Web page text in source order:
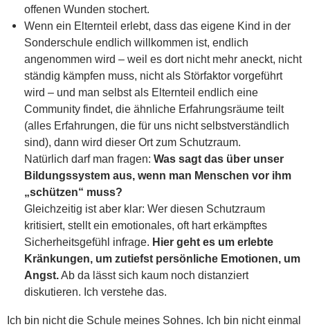
offenen Wunden stochert.
Wenn ein Elternteil erlebt, dass das eigene Kind in der
Sonderschule endlich willkommen ist, endlich
angenommen wird – weil es dort nicht mehr aneckt, nicht
ständig kämpfen muss, nicht als Störfaktor vorgeführt
wird – und man selbst als Elternteil endlich eine
Community findet, die ähnliche Erfahrungsräume teilt
(alles Erfahrungen, die für uns nicht selbstverständlich
sind), dann wird dieser Ort zum Schutzraum.
Natürlich darf man fragen: Was sagt das über unser
Bildungssystem aus, wenn man Menschen vor ihm
„schützen“ muss?
Gleichzeitig ist aber klar: Wer diesen Schutzraum
kritisiert, stellt ein emotionales, oft hart erkämpftes
Sicherheitsgefühl infrage. Hier geht es um erlebte
Kränkungen, um zutiefst persönliche Emotionen, um
Angst.Ab da lässt sich kaum noch distanziert
diskutieren. Ich verstehe das.
Ich bin nicht die Schule meines Sohnes. Ich bin nicht einmal